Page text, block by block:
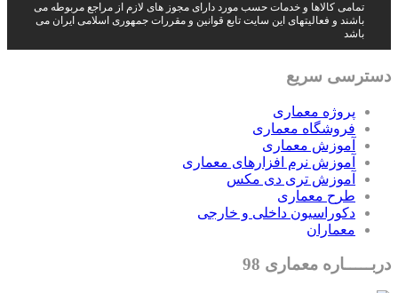
تمامی کالاها و خدمات حسب مورد دارای مجوز های لازم از مراجع مربوطه می
باشند و فعالیتهای این سایت تابع قوانین و مقررات جمهوری اسلامی ایران می
باشد
دسترسی سریع
پروژه معماری
فروشگاه معماری
آموزش معماری
آموزش نرم افزارهای معماری
آموزش تری دی مکس
طرح معماری
دکوراسیون داخلی و خارجی
معماران
دربـــــاره معماری 98